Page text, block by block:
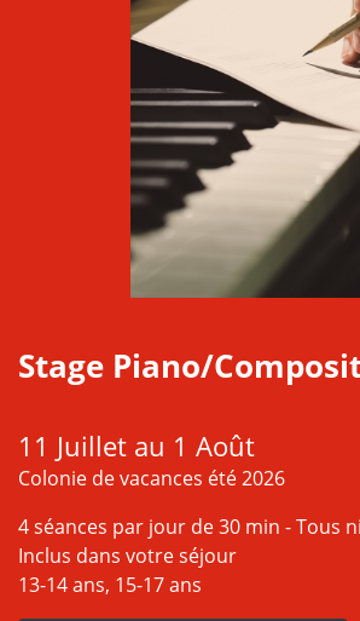
Stage Piano/
11 Juillet au 1 Août
Colonie de vacances été 2026
4 séances par jour de 30 min - Tous
Inclus dans votre séjour
13-14 ans, 15-17 ans